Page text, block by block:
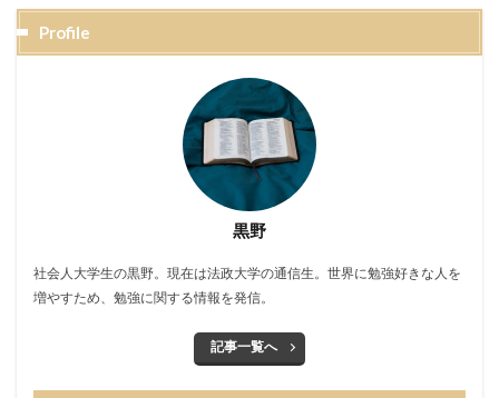
Profile
黒野
社会人大学生の黒野。現在は法政大学の通信生。世界に勉強好きな人を
増やすため、勉強に関する情報を発信。
記事一覧へ